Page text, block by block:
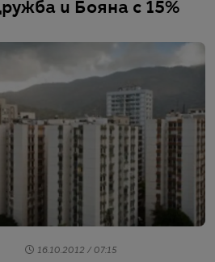
и Бояна с 15%
16.10.2012 / 07:15